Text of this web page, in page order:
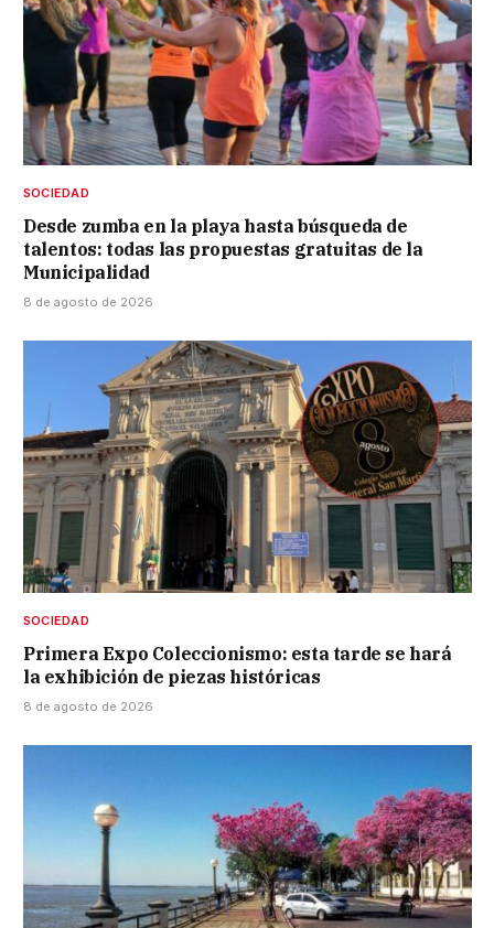
SOCIEDAD
Desde zumba en la playa hasta búsqueda de
talentos: todas las propuestas gratuitas de la
Municipalidad
8 de agosto de 2026
SOCIEDAD
Primera Expo Coleccionismo: esta tarde se hará
la exhibición de piezas históricas
8 de agosto de 2026